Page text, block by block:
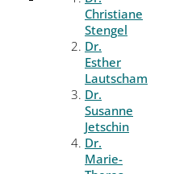
Christiane
Stengel
Dr.
Esther
Lautscham
Dr.
Susanne
Jetschin
Dr.
Marie-